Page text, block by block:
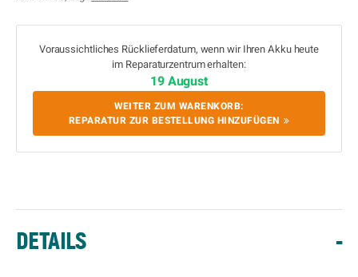
Voraussichtliches Rücklieferdatum, wenn wir Ihren Akku heute
im Reparaturzentrum erhalten:
19 August
WEITER ZUM WARENKORB:
REPARATUR ZUR BESTELLUNG HINZUFÜGEN
DETAILS -